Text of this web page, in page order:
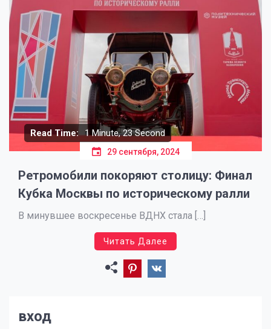
Read Time: 1 Minute, 23 Second
29 сентября, 2024
Ретромобили покоряют столицу: Финал
Кубка Москвы по историческому ралли
В минувшее воскресенье ВДНХ стала […]
Читать Далее
вход